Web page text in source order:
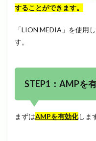
することができます。
「LION MEDIA」を使用
す。
STEP1：AMPを
まずはAMPを有効化しま